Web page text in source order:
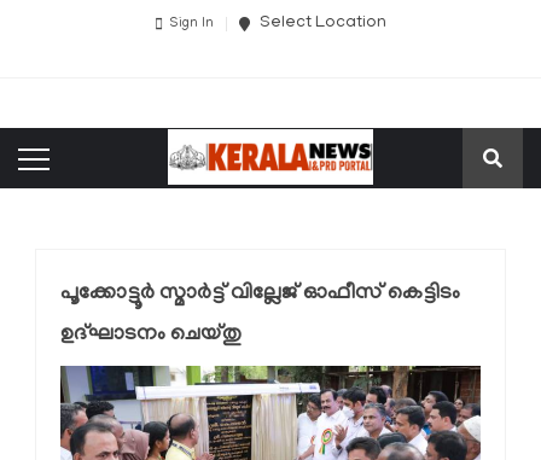
Sign In Select Location
പൂക്കോട്ടൂർ സ്മാർട്ട് വില്ലേജ് ഓഫീസ് കെട്ടിടം
ഉദ്ഘാടനം ചെയ്തു